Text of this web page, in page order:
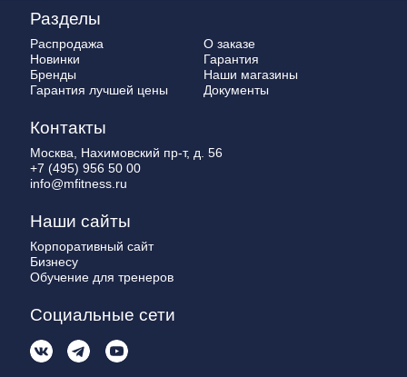
Разделы
Распродажа
Новинки
Бренды
Гарантия лучшей цены
О заказе
Гарантия
Наши магазины
Документы
Контакты
Москва, Нахимовский пр-т, д. 56
+7 (495) 956 50 00
info@mfitness.ru
Наши сайты
Корпоративный сайт
Бизнесу
Обучение для тренеров
Социальные сети